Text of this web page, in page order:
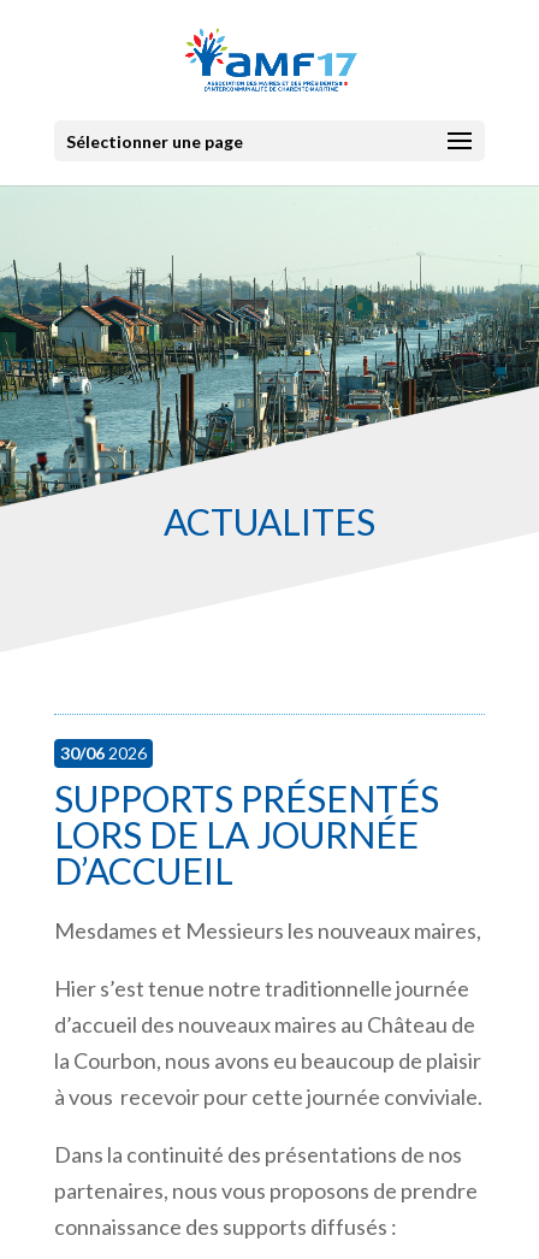
Sélectionner une page
ACTUALITES
30/062026
SUPPORTS PRÉSENTÉS
LORS DE LA JOURNÉE
D’ACCUEIL
Mesdames et Messieurs les nouveaux maires,
Hier s’est tenue notre traditionnelle journée
d’accueil des nouveaux maires au Château de
la Courbon, nous avons eu beaucoup de plaisir
à vous recevoir pour cette journée conviviale.
Dans la continuité des présentations de nos
partenaires, nous vous proposons de prendre
connaissance des supports diffusés :